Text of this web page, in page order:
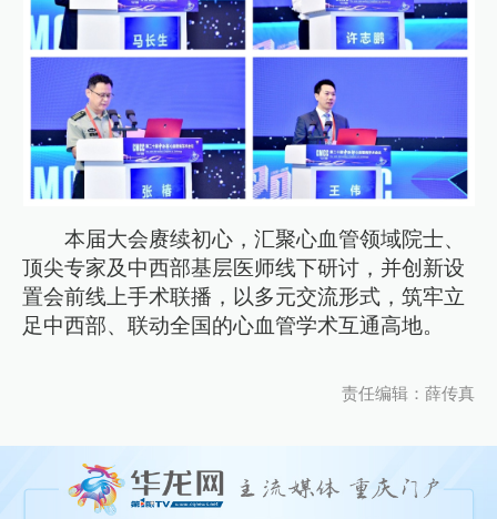
本届大会赓续初心，汇聚心血管领域院士、
顶尖专家及中西部基层医师线下研讨，并创新设
置会前线上手术联播，以多元交流形式，筑牢立
足中西部、联动全国的心血管学术互通高地。
责任编辑：薛传真